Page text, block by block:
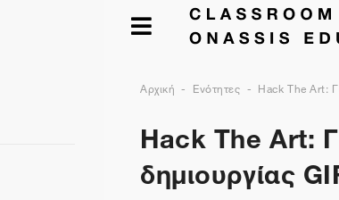
Αρχική Ενότητες Hack The Art:
Hack The Art:
δημιουργίας